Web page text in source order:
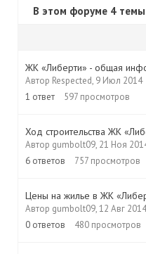
В этом форуме 4 темы
ЖК «Либерти» - общая
Автор Respected, 9 Июл 2014
1 ответ 597 просмотров
Ход строительства ЖК
Автор gumbolt09, 21 Ноя
6 ответов 757 просмотров
Цены на жилье в ЖК
Автор gumbolt09,12 Авг 2014
0 ответов 480 просмотров